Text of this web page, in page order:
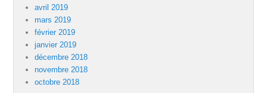
avril 2019
mars 2019
février 2019
janvier 2019
décembre 2018
novembre 2018
octobre 2018